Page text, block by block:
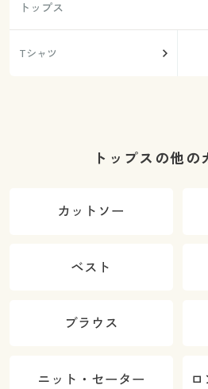
トップス
Tシャツ
トップスの他の
カットソー
ベスト
ブラウス
ニット・セーター